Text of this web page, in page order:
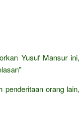
Yusuf Mansur ini,
orang lain,